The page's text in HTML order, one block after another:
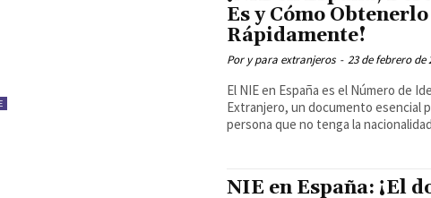
Es y Cómo Obtenerlo
Rápidamente!
Por y para extranjeros - 23 de febrero de
El NIE en España es el Número de
Extranjero, un documento esencial
persona que no tenga la
NIE en España: ¡El